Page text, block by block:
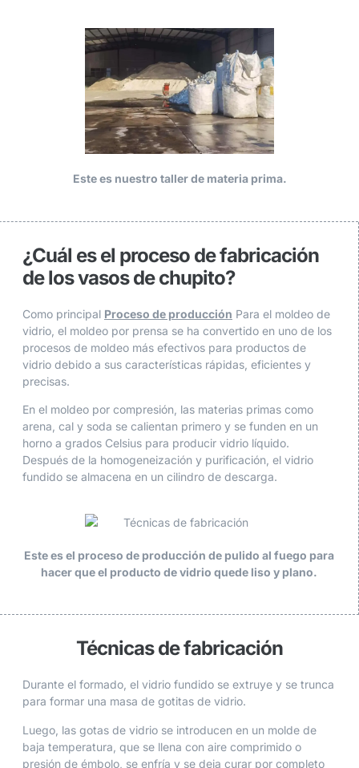
Este es nuestro taller de materia prima.
¿Cuál es el proceso de fabricación
de los vasos de chupito?
Como principal Proceso de producción Para el moldeo de
vidrio, el moldeo por prensa se ha convertido en uno de los
procesos de moldeo más efectivos para productos de
vidrio debido a sus características rápidas, eficientes y
precisas.
En el moldeo por compresión, las materias primas como
arena, cal y soda se calientan primero y se funden en un
horno a grados Celsius para producir vidrio líquido.
Después de la homogeneización y purificación, el vidrio
fundido se almacena en un cilindro de descarga.
Este es el proceso de producción de pulido al fuego para
hacer que el producto de vidrio quede liso y plano.
Técnicas de fabricación
Durante el formado, el vidrio fundido se extruye y se trunca
para formar una masa de gotitas de vidrio.
Luego, las gotas de vidrio se introducen en un molde de
baja temperatura, que se llena con aire comprimido o
presión de émbolo, se enfría y se deja curar por completo